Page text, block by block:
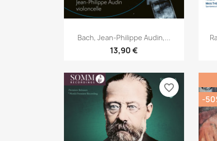
Aperçu rapide
Bach, Jean-Philippe Audin,...
13,90 €
favorite_border
-